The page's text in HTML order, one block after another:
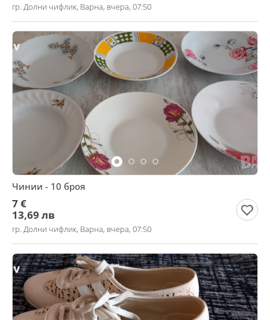
гр. Долни чифлик, Варна, вчера, 07:50
Чинии - 10 броя
7 €
13,69 лв
гр. Долни чифлик, Варна, вчера, 07:50